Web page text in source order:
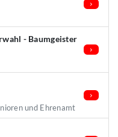
- Baumgeister
und Ehrenamt